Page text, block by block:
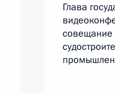
Глава
совещание